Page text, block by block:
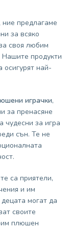
предлагаме
за всяко
своя любим
продукти
осигурят най-
играчки,
за пренасяне
чудесни за игра
сън. Те не
са приятели,
и им
могат да
своите
плюшен